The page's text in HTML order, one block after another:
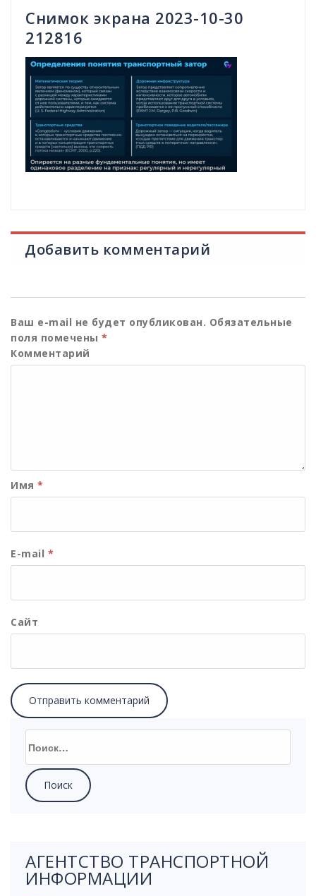
Снимок экрана 2023-10-30
212816
Добавить комментарий
Ваш e-mail не будет опубликован. Обязательные
поля помечены *
Комментарий
Имя *
E-mail *
Сайт
АГЕНТСТВО ТРАНСПОРТНОЙ
ИНФОРМАЦИИ